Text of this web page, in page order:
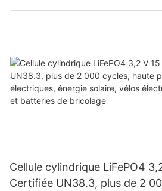
électriques
Cellule cylindrique LiFePO4
Certifiée UN38.3, plus de 2